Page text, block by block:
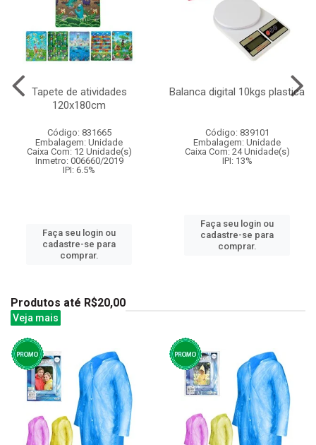
Tapete de atividades
120x180cm
Código: 831665
Embalagem: Unidade
Caixa Com: 12 Unidade(s)
Inmetro: 006660/2019
IPI: 6.5%
Faça seu login ou
cadastre-se para
comprar.
Balanca digital 10kgs plastica
Código: 839101
Embalagem: Unidade
Caixa Com: 24 Unidade(s)
IPI: 13%
Faça seu login ou
cadastre-se para
comprar.
Produtos até R$20,00
Veja mais